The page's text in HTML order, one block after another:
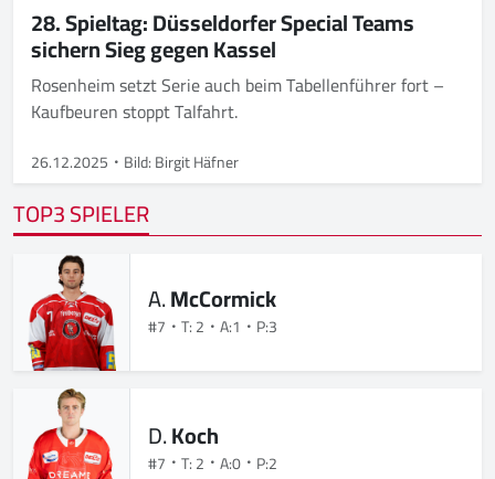
28. Spieltag: Düsseldorfer Special Teams
sichern Sieg gegen Kassel
Rosenheim setzt Serie auch beim Tabellenführer fort –
Kaufbeuren stoppt Talfahrt.
26.12.2025 Bild: Birgit Häfner
TOP3 SPIELER
A.McCormick
#7 T: 2 A:1 P:3
D.Koch
#7 T: 2 A:0 P:2